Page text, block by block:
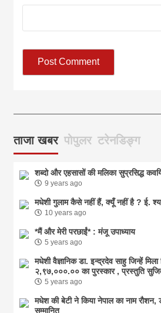
ताजा खबर पोपुलर टरेनडिङ्ग
शब्दो और एहसासों की मलिका सुप्रसिद्ध
9 years ago
मधेशी गुलाम कैसे नहीं हैं, क्यूँ नहीं है ? ई.
10 years ago
*मैं और मेरी परछाईं* : मंजू उपाध्याय
5 years ago
मधेशी वैज्ञानिक डा. इन्द्रदेव साहु जिन्हें
२,९७,०००.०० का पुरस्कार , प्रस्तुति
5 years ago
मधेश की बेटी ने किया नेपाल का नाम राैशन,
सम्मानित